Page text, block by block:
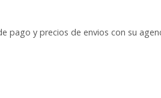
pago y precios de envios con su